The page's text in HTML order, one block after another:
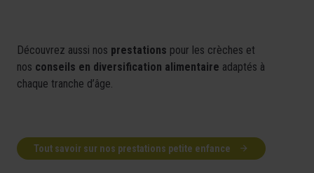
Découvrez aussi nos prestations pour les crèches et
nos conseils en diversification alimentaire adaptés à
chaque tranche d’âge.
Tout savoir sur nos prestations petite enfance